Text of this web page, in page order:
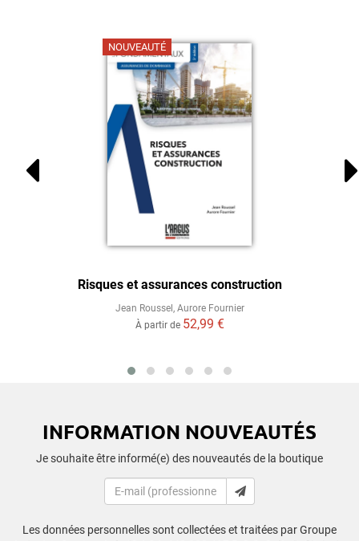
NOUVEAUTÉ
Risques et assurances construction
Jean Roussel , Aurore Fournier
À partir de 52,99 €
INFORMATION NOUVEAUTÉS
Je souhaite être informé(e) des nouveautés de la boutique
Les données personnelles sont collectées et traitées par Groupe